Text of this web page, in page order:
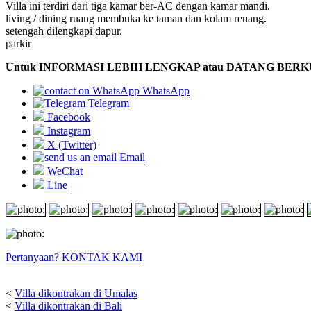
Villa ini terdiri dari tiga kamar ber-AC dengan kamar mandi.
living / dining ruang membuka ke taman dan kolam renang.
setengah dilengkapi dapur.
parkir
Untuk INFORMASI LEBIH LENGKAP atau DATANG
WhatsApp
Telegram
Facebook
Instagram
X (Twitter)
Email
WeChat
Line
Pertanyaan? KONTAK KAMI
< Villa dikontrakan di Umalas
< Villa dikontrakan di Bali